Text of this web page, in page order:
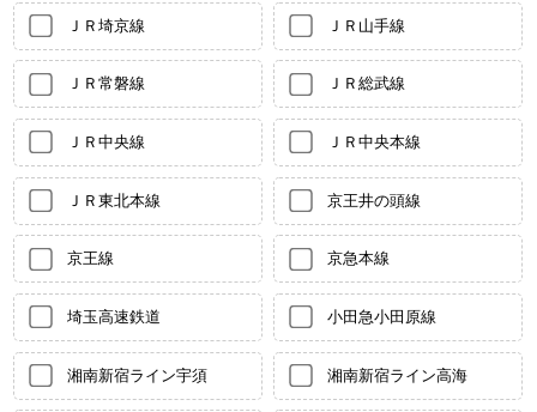
ＪＲ埼京線 ＪＲ山手線
ＪＲ常磐線 ＪＲ総武線
ＪＲ中央線 ＪＲ中央本線
ＪＲ東北本線 京王井の頭線
京王線 京急本線
埼玉高速鉄道 小田急小田原線
湘南新宿ライン宇須 湘南新宿ライン高海